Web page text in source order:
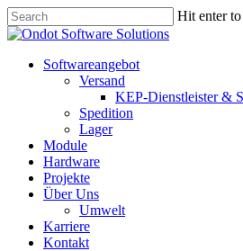
Skip
to
content
Hit enter
Close
Menu
Softwareangebot
Versand
KEP-Dienstleister &
Spedition
Lager
Module
Hardware
Projekte
Über Uns
Umwelt
Karriere
Kontakt